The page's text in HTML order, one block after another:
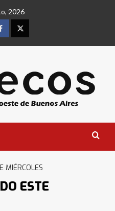
2026
FacebookTwitter
MIÉRCOLES
ESTE